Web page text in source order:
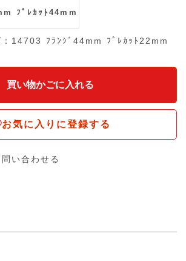
ﾌﾟﾚｶｯﾄ44mm
：14703 ﾌﾗﾝｼﾞ44mm ﾌﾟﾚｶｯﾄ22mm
お気に入りに登録する
い合わせる